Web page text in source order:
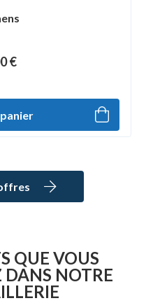
€
QUE VOUS
DANS NOTRE